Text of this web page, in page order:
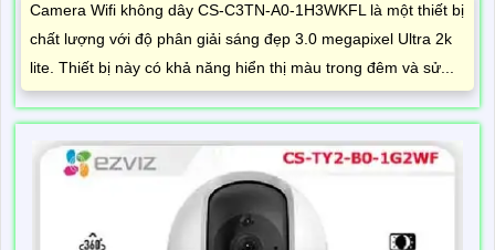
Camera Wifi không dây CS-C3TN-A0-1H3WKFL là một thiết bị
chất lượng với độ phân giải sáng đẹp 3.0 megapixel Ultra 2k
lite. Thiết bị này có khả năng hiển thị màu trong đêm và sử...